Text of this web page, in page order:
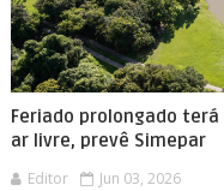
Feriado prolongado
ar livre, prevê Simepar
Editor Jun 03, 2026